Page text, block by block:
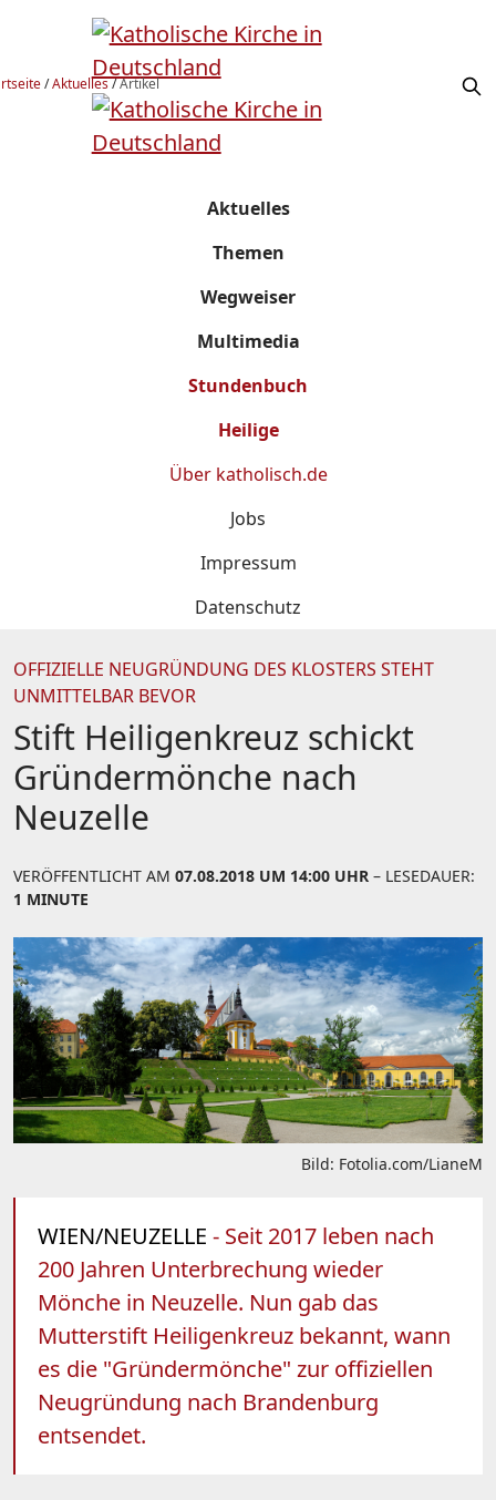
/Aktuelles/Artikel
Aktuelles
Themen
Wegweiser
Multimedia
Stundenbuch
Heilige
Über katholisch.de
Jobs
Impressum
Datenschutz
OFFIZIELLE NEUGRÜNDUNG DES KLOSTERS STEHT
UNMITTELBAR BEVOR
Stift Heiligenkreuz schickt
Gründermönche nach
Neuzelle
VERÖFFENTLICHT AM 07.08.2018 UM 14:00 UHR – LESEDAUER:
1 MINUTE
Bild: Fotolia.com/LianeM
WIEN/NEUZELLE - Seit 2017 leben nach
200 Jahren Unterbrechung wieder
Mönche in Neuzelle. Nun gab das
Mutterstift Heiligenkreuz bekannt, wann
es die "Gründermönche" zur offiziellen
Neugründung nach Brandenburg
entsendet.